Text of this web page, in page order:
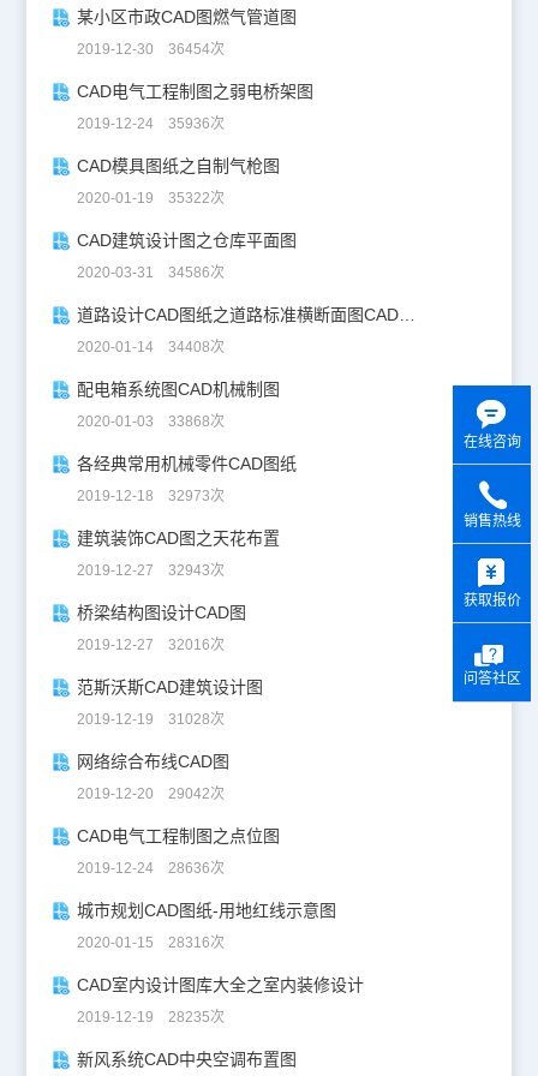
某小区市政CAD图燃气管道图
2019-12-30 36454次
CAD电气工程制图之弱电桥架图
2019-12-24 35936次
CAD模具图纸之自制气枪图
2020-01-19 35322次
CAD建筑设计图之仓库平面图
2020-03-31 34586次
道路设计CAD图纸之道路标准横断面图CAD图纸
2020-01-14 34408次
配电箱系统图CAD机械制图
2020-01-03 33868次
各经典常用机械零件CAD图纸
2019-12-18 32973次
建筑装饰CAD图之天花布置
2019-12-27 32943次
桥梁结构图设计CAD图
2019-12-27 32016次
范斯沃斯CAD建筑设计图
2019-12-19 31028次
网络综合布线CAD图
2019-12-20 29042次
CAD电气工程制图之点位图
2019-12-24 28636次
城市规划CAD图纸-用地红线示意图
2020-01-15 28316次
CAD室内设计图库大全之室内装修设计
2019-12-19 28235次
新风系统CAD中央空调布置图
在线咨询
销售热线
获取报价
问答社区